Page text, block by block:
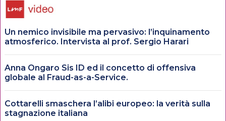
Un nemico invisibile ma pervasivo: l’inquinamento
atmosferico. Intervista al prof. Sergio Harari
Anna Ongaro Sis ID ed il concetto di offensiva
globale al Fraud-as-a-Service.
Cottarelli smaschera l’alibi europeo: la verità sulla
stagnazione italiana